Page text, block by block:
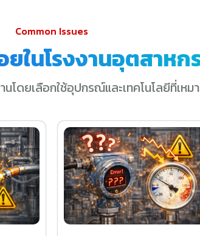
Common Issues
นโรงงานอุตสาหก
นโดยเลือกใช้อุปกรณ์และเทคโนโลยีที่เหม